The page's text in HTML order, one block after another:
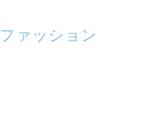
ファッション